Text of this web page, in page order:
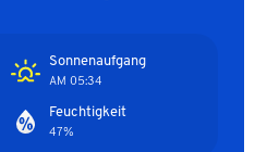
Sonnenaufgang
05:34 AM
Feuchtigkeit
47%